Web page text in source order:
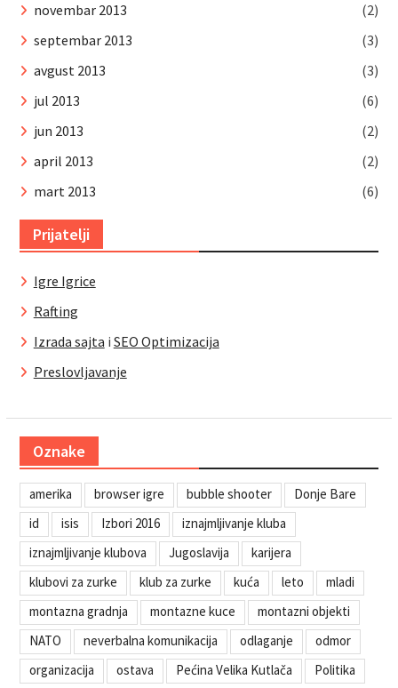
novembar 2013
(2)
septembar 2013
(3)
avgust 2013
(3)
jul 2013
(6)
jun 2013
(2)
april 2013
(2)
mart 2013
(6)
Prijatelji
Igre Igrice
Rafting
Izrada sajta i SEO Optimizacija
Preslovljavanje
Oznake
amerika browser igre bubble shooter
Donje Bare
id
isis Izbori 2016
iznajmljivanje kluba
iznajmljivanje klubova
Jugoslavija
karijera
klubovi za zurke
klub za zurke kuća leto
mladi
montazna gradnja
montazne kuce
montazni objekti
NATO
neverbalna komunikacija odlaganje
odmor
organizacija
ostava Pećina Velika Kutlača
Politika